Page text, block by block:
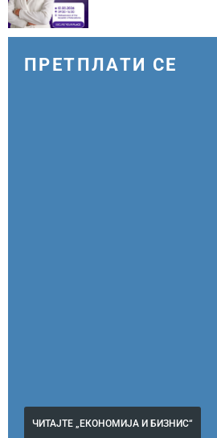
ПРЕТПЛАТИ СЕ
ЧИТАЈТЕ „ЕКОНОМИЈА И БИЗНИС“